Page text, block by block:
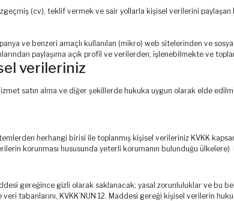
(cv), teklif vermek ve sair yollarla kişisel verilerini paylaşan
ve benzeri amaçlı kullanılan (mikro) web sitelerinden ve
paylaşıma açık profil ve verilerden; işlenebilmekte ve
verileriniz
satın alma ve diğer şekillerde hukuka uygun olarak elde
herhangi birisi ile toplanmış kişisel verileriniz KVKK
korunması hususunda yeterli korumanın bulunduğu
gereğince gizli olarak saklanacak; yasal zorunluluklar ve bu
tabanlarını, KVKK’NUN 12. Maddesi gereği kişisel verilerin